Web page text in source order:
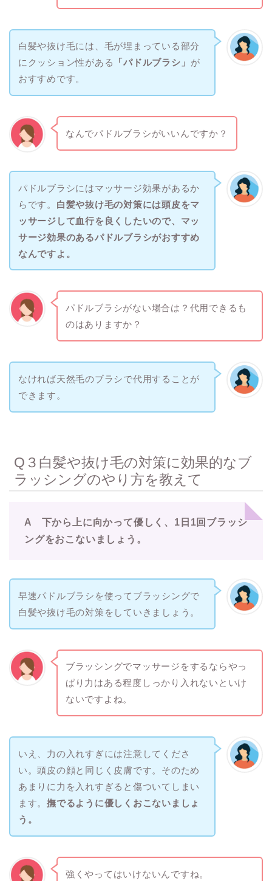
白髪や抜け毛には、​​毛が埋まっている部分
にクッション性がある
「パドルブラシ」 が
おすすめです。
なんでパドルブラシがいいんですか？
パドルブラシにはマッサージ効果があるか
らです。 白髪や抜け毛の対策には頭皮をマ
ッサージして血行を良くしたいので、マッ
サージ効果のあるパドルブラシがおすすめ
なんですよ。
パドルブラシがない場合は？代用できるも
のはありますか？
なければ天然毛のブラシで代用することが
できます。
Q３白髪や抜け毛の対策に効果的なブ
ラッシングのやり方を教えて
A 下から上に向かって優しく、1日1回ブラッシ
ングをおこないましょう。
早速パドルブラシを使ってブラッシングで
白髪や抜け毛の対策をしていきましょう。
ブラッシングでマッサージをするならやっ
ぱり力はある程度しっかり入れないといけ
ないですよね。
いえ、力の入れすぎには注意してくださ
い。頭皮の顔と同じく皮膚です。そのため
あまりに力を入れすぎると傷ついてしまい
ます。撫でるように優しくおこないましょ
う。
強くやってはいけないんですね。